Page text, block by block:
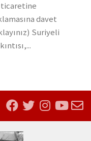
ticaretine
davet
Suriyeli